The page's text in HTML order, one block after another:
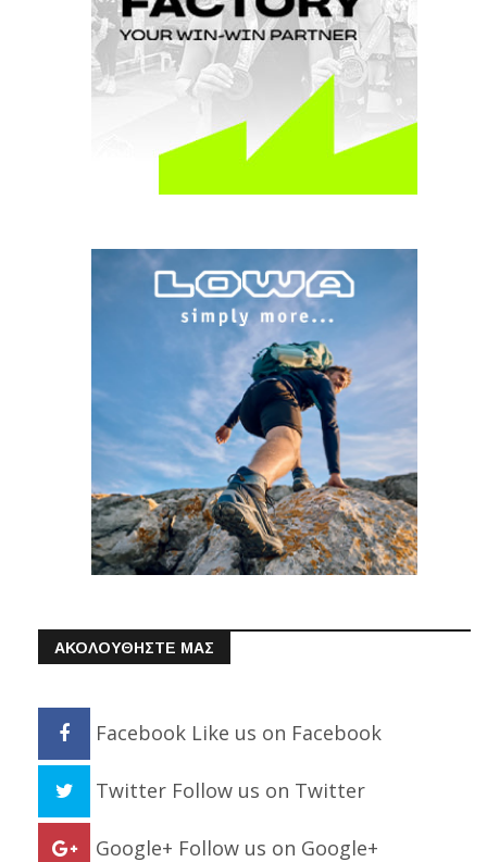
ΑΚΟΛΟΥΘΗΣΤΕ ΜΑΣ
Facebook Like us on Facebook
Twitter Follow us on Twitter
Google+ Follow us on Google+